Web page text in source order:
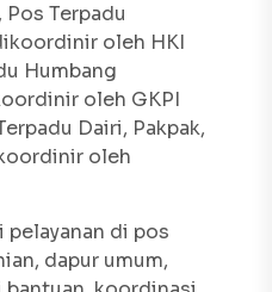
Pos Terpadu
oleh HKI
Humbang
oleh GKPI
Dairi, Pakpak,
oleh
pelayanan di pos
dapur umum,